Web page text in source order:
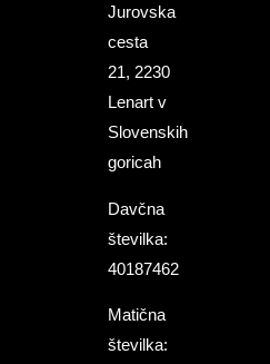
Jurovska
cesta
21, 2230
Lenart v
Slovenskih
goricah
Davčna
številka:
40187462
Matična
številka: